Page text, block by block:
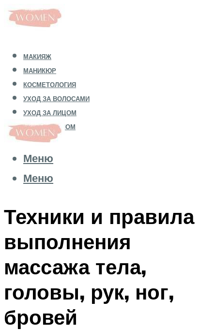
МАКИЯЖ
МАНИКЮР
КОСМЕТОЛОГИЯ
УХОД ЗА ВОЛОСАМИ
УХОД ЗА ЛИЦОМ
УХОД ЗА ТЕЛОМ
Меню
Меню
Техники и правила
выполнения
массажа тела,
головы, рук, ног,
бровей